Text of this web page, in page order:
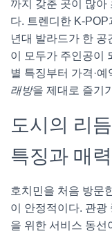
까지 갖춘 곳이 많아
다. 트렌디한 K-
년대 발라드가 한 공
이 모두가 주인공이
별 특징부터 가격·
래방을 제대로 즐기
도시의 리
특징과 매
호치민을 처음 방문
이 안정적이다. 관광
을 위한 서비스 동선